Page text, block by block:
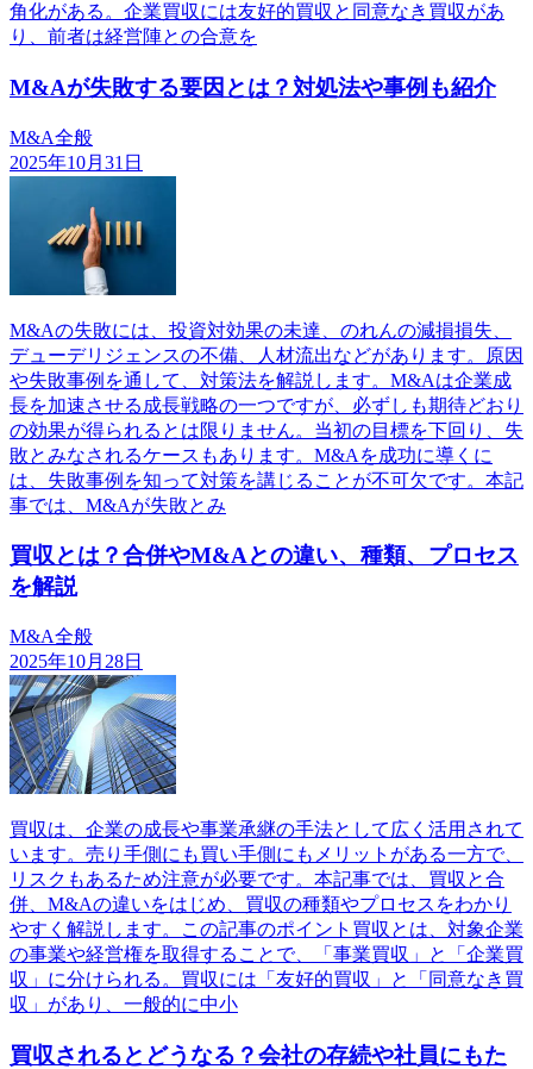
角化がある。企業買収には友好的買収と同意なき買収があ
り、前者は経営陣との合意を
M&Aが失敗する要因とは？対処法や事例も紹介
M&A全般
2025年10月31日
M&Aの失敗には、投資対効果の未達、のれんの減損損失、
デューデリジェンスの不備、人材流出などがあります。原因
や失敗事例を通して、対策法を解説します。M&Aは企業成
長を加速させる成長戦略の一つですが、必ずしも期待どおり
の効果が得られるとは限りません。当初の目標を下回り、失
敗とみなされるケースもあります。M&Aを成功に導くに
は、失敗事例を知って対策を講じることが不可欠です。本記
事では、M&Aが失敗とみ
買収とは？合併やM&Aとの違い、種類、プロセス
を解説
M&A全般
2025年10月28日
買収は、企業の成長や事業承継の手法として広く活用されて
います。売り手側にも買い手側にもメリットがある一方で、
リスクもあるため注意が必要です。本記事では、買収と合
併、M&Aの違いをはじめ、買収の種類やプロセスをわかり
やすく解説します。この記事のポイント買収とは、対象企業
の事業や経営権を取得することで、「事業買収」と「企業買
収」に分けられる。買収には「友好的買収」と「同意なき買
収」があり、一般的に中小
買収されるとどうなる？会社の存続や社員にもた